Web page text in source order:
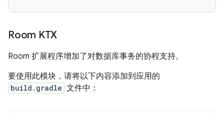
Room KTX
Room 扩展程序增加了对数据库事务的协程支持。
要使用此模块，请将以下内容添加到应用的
build.gradle 文件中：